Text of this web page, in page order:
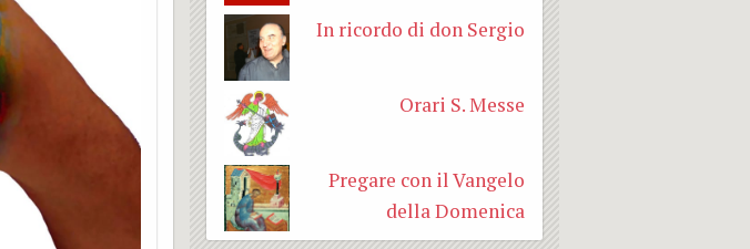
Campeggio bambini scuole medieVisita dei pastori
In ricordo di don Sergio
Orari S. Messe
Pregare con il Vangelo
della Domenica